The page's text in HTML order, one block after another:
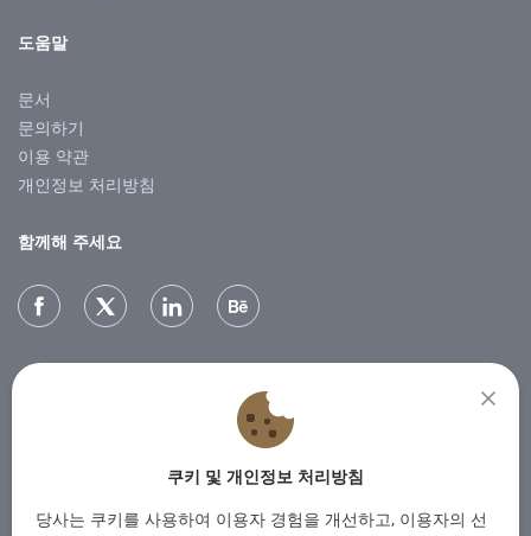
도움말
문서
문의하기
이용 약관
개인정보 처리방침
함께해 주세요
최신 소식을 받아보시려면 뉴스레터를 구독해 주세요.
SUBSCRIBE
쿠키 및 개인정보 처리방침
당사는 쿠키를 사용하여 이용자 경험을 개선하고, 이용자의 선